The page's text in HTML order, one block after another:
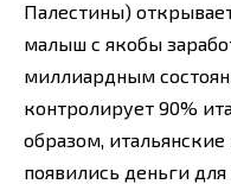
Палестины)
малыш с якобы
миллиардным
контролирует 90%
образом,
появились деньги